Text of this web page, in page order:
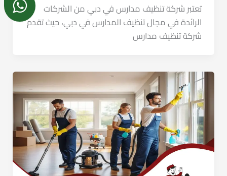
تعتبر شركة تنظيف مدارس في دبي من الشركات
الرائدة في مجال تنظيف المدارس في دبي، حيث تقدم
شركة تنظيف مدارس